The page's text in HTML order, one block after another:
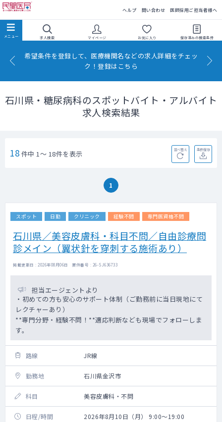
ヘルプ 問い合わせ 医師採用ご担当者様へ
求人検索 マイページ お気に入り 保存済みの検索条件
希望条件を登録して、医療機関名などの求人詳細をチェッ
ク！登録はこちら
石川県・糖尿病科のスポットバイト・アルバイト
求人検索結果
18 件中 1～ 18件を表示 並べ替え 条件保存
1
スポット 日勤 クリニック 経験不問 専門医資格不問
石川県／美容皮膚科・科目不問／自由診療問
診メイン（翼状針を穿刺する施術あり）
掲載更新日 : 2026年08月06日 案件番号 : 26-SJ636733
担当エージェントより
・初めての方も安心のサポート体制（ご勤務前に当日現地にて
レクチャーあり）
**専門分野・経験不問！**適応判断なども現場でフォローしま
す。
路線 JR線
勤務地 石川県金沢市
科目 美容皮膚科・不問
日程/時間 2026年8月10日（月） 9:00～19:00